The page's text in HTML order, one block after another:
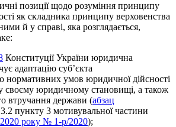
позиції щодо розуміння принципу
як складника принципу верховенства
й у справі, яка розглядається,
Конституції України юридична
адаптацію суб’єкта
нормативних умов юридичної дійсності
своєму юридичному становищі, а також
втручання держави (абзац
пункту 3 мотивувальної частини
2020 року № 1-р/2020);